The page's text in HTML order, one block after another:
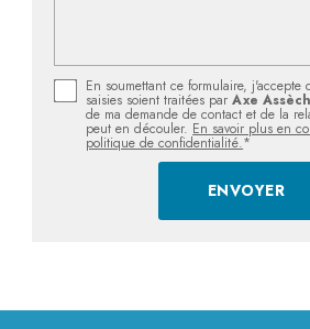
En soumettant ce formulaire, j'accepte
saisies soient traitées parAxe
de ma demande de contact et de la
peut en découler. En savoir plus en
politique de confidentialité.*